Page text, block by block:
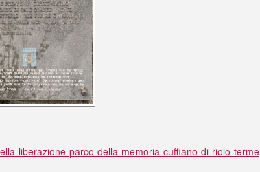
liberazione-parco-della-memoria-cuffiano-di-riolo-terme